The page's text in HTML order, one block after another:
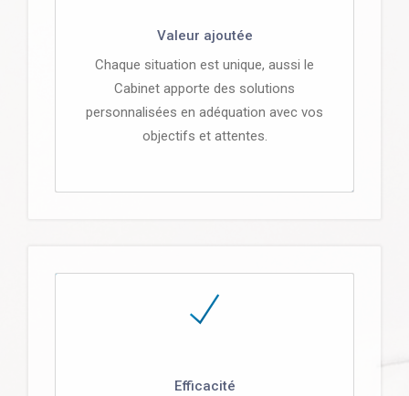
Valeur ajoutée
Chaque situation est unique, aussi le
Cabinet apporte des solutions
personnalisées en adéquation avec vos
objectifs et attentes.
Efficacité